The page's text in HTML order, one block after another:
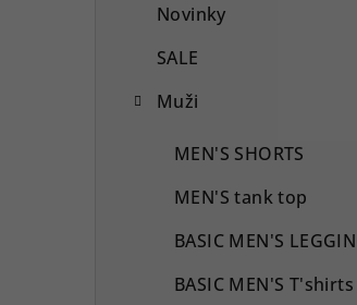
Novinky
SALE
Muži
MEN'S SHORTS
MEN'S tank top
BASIC MEN'S
BASIC MEN'S T'shirts